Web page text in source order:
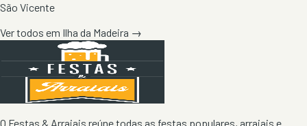
São Vicente
Ver todos em Ilha da Madeira →
O Festas & Arraiais reúne todas as festas populares, arraiais e